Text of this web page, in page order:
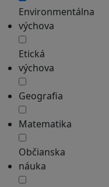
Environmentálna
výchova
Etická
výchova
Geografia
Matematika
Občianska
náuka